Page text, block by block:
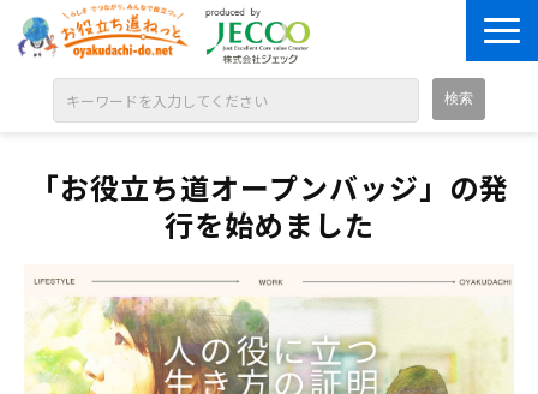
目的別に探す
ジャンル別に探す
シリーズ別に探す
OPEN BADGE
GALLERY
「お役立ち道オープンバッジ」の発
行を始めました